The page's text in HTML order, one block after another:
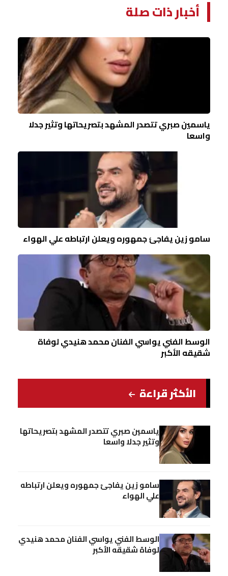
أخبار ذات صلة
ياسمين صبري تتصدر المشهد بتصريحاتها وتثير جدلا
واسعا
سامو زين يفاجئ جمهوره ويعلن ارتباطه علي الهواء
الوسط الفني يواسي الفنان محمد هنيدي لوفاة
شقيقه الأكبر
الأكثر قراءة
ياسمين صبري تتصدر المشهد بتصريحاتها
وتثير جدلا واسعا
سامو زين يفاجئ جمهوره ويعلن ارتباطه
علي الهواء
الوسط الفني يواسي الفنان محمد هنيدي
لوفاة شقيقه الأكبر